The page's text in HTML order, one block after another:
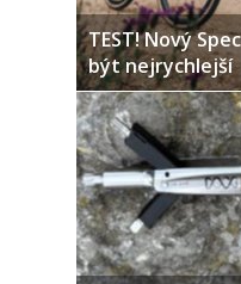
TEST! Nový
být nejrychlejší